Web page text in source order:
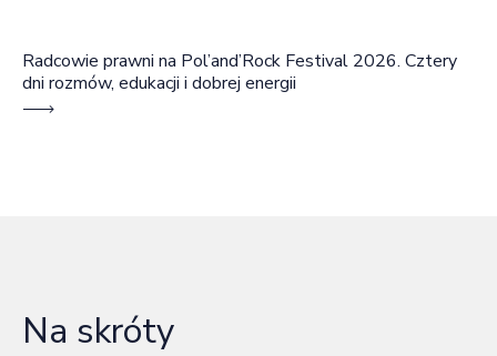
Radcowie prawni na Pol’and’Rock Festival 2026. Cztery
dni rozmów, edukacji i dobrej energii
Na skróty